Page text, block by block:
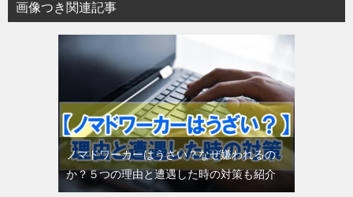
画像つき関連記事
ノマドワーカーはうざい？なぜ嫌われるの
か？５つの理由と遭遇した時の対策も紹介